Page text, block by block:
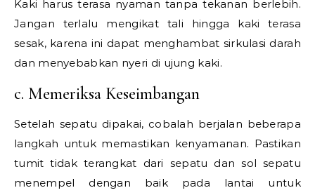
Kaki harus terasa nyaman tanpa tekanan berlebih.
Jangan terlalu mengikat tali hingga kaki terasa
sesak, karena ini dapat menghambat sirkulasi darah
dan menyebabkan nyeri di ujung kaki.
c. Memeriksa Keseimbangan
Setelah sepatu dipakai, cobalah berjalan beberapa
langkah untuk memastikan kenyamanan. Pastikan
tumit tidak terangkat dari sepatu dan sol sepatu
menempel dengan baik pada lantai untuk